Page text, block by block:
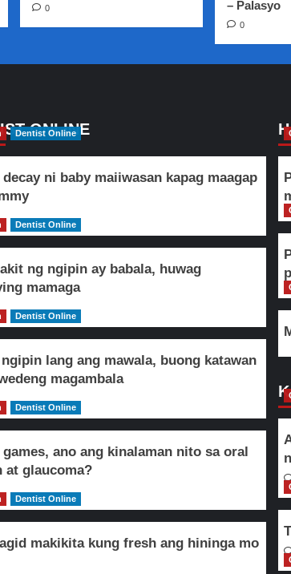
0
– Palasyo
0
ONLINE
Dentist Online
ni baby maiiwasan kapag maagap
Dentist Online
ng ngipin ay babala, huwag
mamaga
Dentist Online
lang ang mawala, buong katawan
magambala
Dentist Online
games, ano ang kinalaman nito sa oral
at glaucoma?
Dentist Online
makikita kung fresh ang hininga mo